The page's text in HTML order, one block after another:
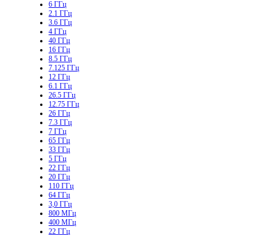
6 ГГц
2.1 ГГц
3.6 ГГц
4 ГГц
40 ГГц
16 ГГц
8.5 ГГц
7.125 ГГц
12 ГГц
6.1 ГГц
26.5 ГГц
12.75 ГГц
26 ГГц
7.3 ГГц
7 ГГц
65 ГГц
33 ГГц
5 ГГц
22 ГГц
20 ГГц
110 ГГц
64 ГГц
3,0 ГГц
800 МГц
400 МГц
22 ГГц